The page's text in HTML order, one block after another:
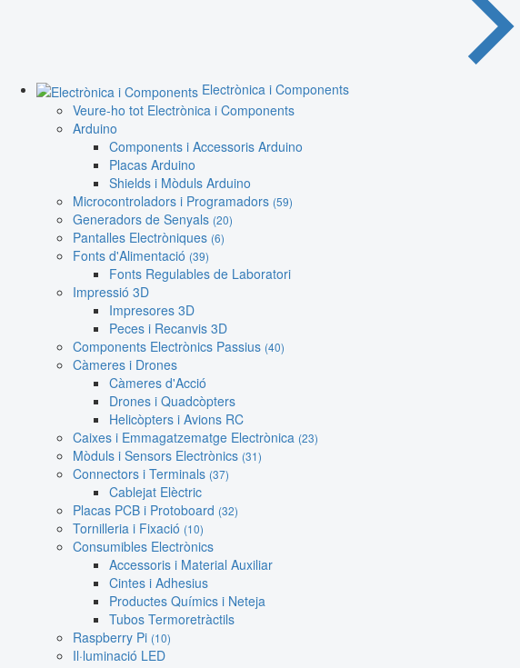
Electrònica i Components
Veure-ho tot Electrònica i Components
Arduino
Components i Accessoris Arduino
Placas Arduino
Shields i Mòduls Arduino
Microcontroladors i Programadors (59)
Generadors de Senyals (20)
Pantalles Electròniques (6)
Fonts d'Alimentació (39)
Fonts Regulables de Laboratori
Impressió 3D
Impresores 3D
Peces i Recanvis 3D
Components Electrònics Passius (40)
Càmeres i Drones
Càmeres d'Acció
Drones i Quadcòpters
Helicòpters i Avions RC
Caixes i Emmagatzematge Electrònica (23)
Mòduls i Sensors Electrònics (31)
Connectors i Terminals (37)
Cablejat Elèctric
Placas PCB i Protoboard (32)
Tornilleria i Fixació (10)
Consumibles Electrònics
Accessoris i Material Auxiliar
Cintes i Adhesius
Productes Químics i Neteja
Tubos Termoretràctils
Raspberry Pi (10)
Il·luminació LED